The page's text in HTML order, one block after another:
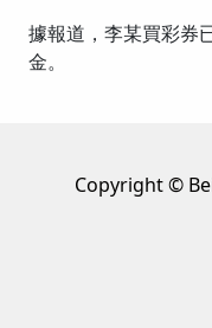
據報道，李某買彩券
金。
Copyright ©